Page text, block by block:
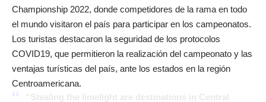
Championship 2022, donde competidores de la rama en todo
el mundo visitaron el país para participar en los campeonatos.
Los turistas destacaron la seguridad de los protocolos
COVID19, que permitieron la realización del campeonato y las
ventajas turísticas del país, ante los estados en la región
Centroamericana.